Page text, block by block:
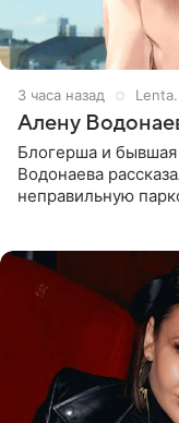
3 часа назад
Алену
Блогерша и
Водонаева
неправильную